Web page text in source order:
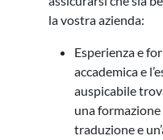
la vostra azienda:
Esperienza e
accademica e
auspicabile
una
traduzione e